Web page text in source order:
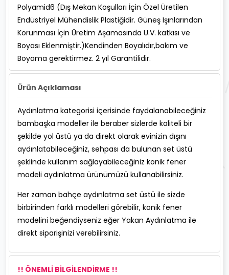
Polyamid6 (Dış Mekan Koşulları İçin Özel Üretilen
Endüstriyel Mühendislik Plastiğidir. Güneş Işınlarından
Korunması İçin Üretim Aşamasında U.V. katkısı ve
Boyası Eklenmiştir.)Kendinden Boyalıdır,bakım ve
Boyama gerektirmez. 2 yıl Garantilidir.
Ürün Açıklaması
Aydınlatma kategorisi içerisinde faydalanabileceğiniz
bambaşka modeller ile beraber sizlerde kaliteli bir
şekilde yol üstü ya da direkt olarak evinizin dışını
aydınlatabileceğiniz, sehpası da bulunan set üstü
şeklinde kullanım sağlayabileceğiniz konik fener
modeli aydınlatma ürünümüzü kullanabilirsiniz.
Her zaman bahçe aydınlatma set üstü ile sizde
birbirinden farklı modelleri görebilir, konik fener
modelini beğendiyseniz eğer Yakan Aydınlatma ile
direkt siparişinizi verebilirsiniz.
!! ÖNEMLİ BİLGİLENDİRME !!